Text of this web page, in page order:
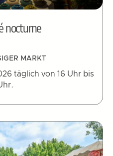
nocturne
MARKT
täglich von 16 Uhr bis